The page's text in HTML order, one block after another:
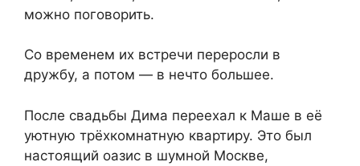
можно поговорить.
Со временем их встречи переросли в
дружбу, а потом — в нечто большее.
После свадьбы Дима переехал к Маше в её
уютную трёхкомнатную квартиру. Это был
настоящий оазис в шумной Москве,